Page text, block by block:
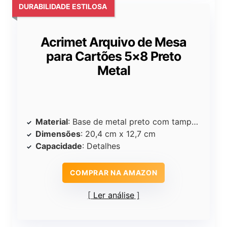
Acrimet Arquivo de Mesa
para Cartões 5×8 Preto
Metal
DURABILIDADE ESTILOSA
Material: Base de metal preto com tampa de cristal
Dimensões: 20,4 cm x 12,7 cm
Capacidade: Detalhes
COMPRAR NA AMAZON
Ler análise